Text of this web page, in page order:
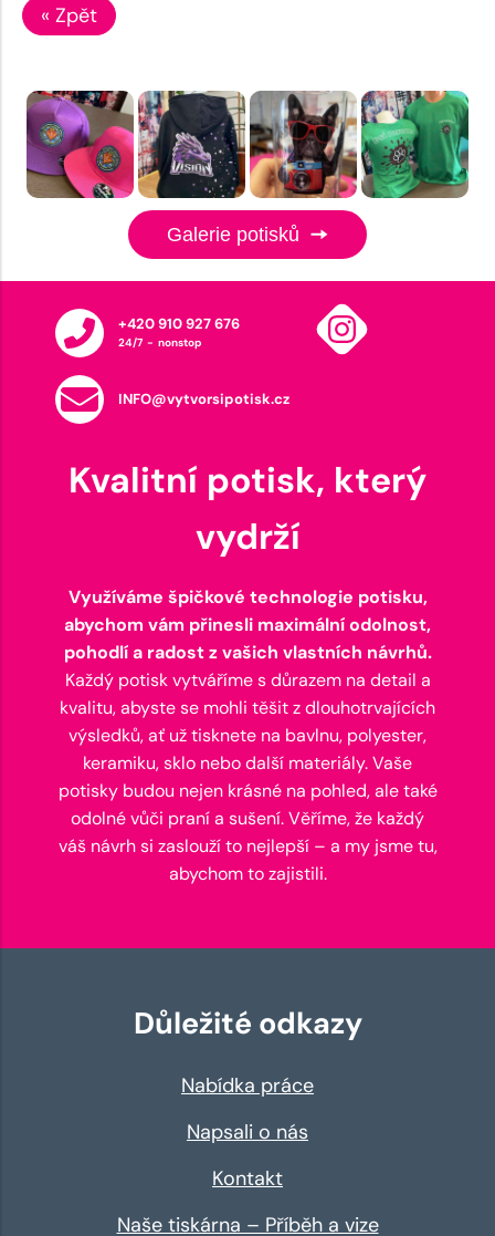
« Zpět
Galerie potisků
+420 910 927 676
24/7 - nonstop
INFO@vytvorsipotisk.cz
Kvalitní potisk, který
vydrží
Využíváme špičkové technologie potisku,
abychom vám přinesli maximální odolnost,
pohodlí a radost z vašich vlastních návrhů.
Každý potisk vytváříme s důrazem na detail a
kvalitu, abyste se mohli těšit z dlouhotrvajících
výsledků, ať už tisknete na bavlnu, polyester,
keramiku, sklo nebo další materiály. Vaše
potisky budou nejen krásné na pohled, ale také
odolné vůči praní a sušení. Věříme, že každý
váš návrh si zaslouží to nejlepší – a my jsme tu,
abychom to zajistili.
Důležité odkazy
Nabídka práce
Napsali o nás
Kontakt
Naše tiskárna – Příběh a vize